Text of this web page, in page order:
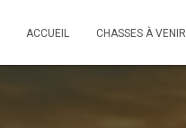
ACCUEIL CHASSES À VENIR